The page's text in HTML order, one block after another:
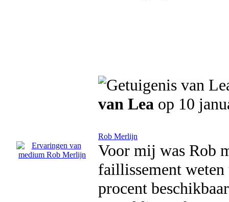
van Lea op 10
Rob Merlijn
Voor mij was Rob
faillissement
procent